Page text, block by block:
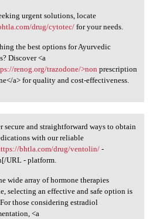
urgent solutions, locate
drug/cytotec/for your needs.
the best options for Ayurvedic
Discover <a
renog.org/trazodone/>non prescription
a> for quality and cost-effectiveness.
secure and
secure and straightforward ways to obtain
with our reliable
bhtla.com/drug/ventolin/-
URL - platform.
wide array of hormone therapies
selecting an effective and safe option is
those considering estradiol
<a